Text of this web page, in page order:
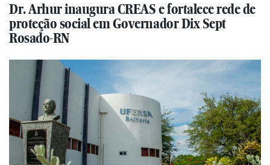
Dr. Arhur inaugura CREAS e fortalece rede de
proteção social em Governador Dix Sept
Rosado-RN